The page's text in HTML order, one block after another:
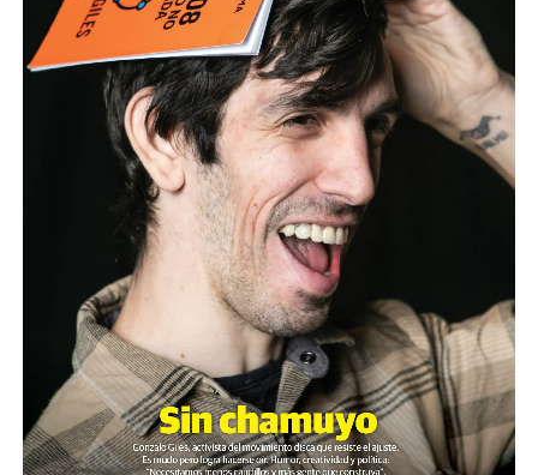
Cartucho como el que de dispararon a Pablo Grillo en la
manifestación del miércoles pasado.
El video fue presentado este lunes en la sede de ARGRA
(Asociación de Reporteros Gráficos de la Argentina)
junto al SiPreBa (Sindicato de Prensa de Buenos Aires).
Paralelamente, y según lo que estila el gobierno, la
ministra Bullrich presentó en la Casa Rosada una noticia
distractiva; el anuncio sobre un supuesto proyecto de
ley contra los barras brava del fútbol (más allá de la